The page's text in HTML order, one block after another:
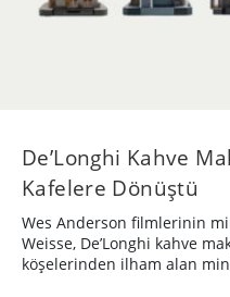
De’Longhi Kahve
Kafelere Dönüştü
Wes Anderson filmlerinin
Weisse, De’Longhi kahve
köşelerinden ilham alan